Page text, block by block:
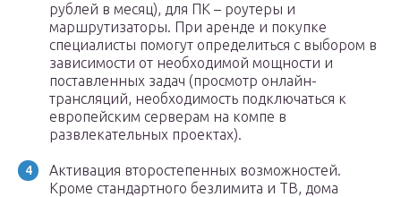
рублей в месяц), для ПК – роутеры и
маршрутизаторы. При аренде и покупке
специалисты помогут определиться с выбором в
зависимости от необходимой мощности и
поставленных задач (просмотр онлайн-
трансляций, необходимость подключаться к
европейским серверам на компе в
развлекательных проектах).
Активация второстепенных возможностей.
Кроме стандартного безлимита и ТВ, дома